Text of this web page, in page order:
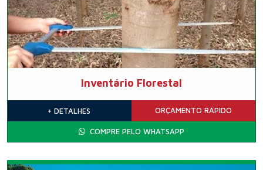
Inventário Florestal
+ DETALHES ORÇAMENTO RÁPIDO
COMPRE PELO WHATSAPP